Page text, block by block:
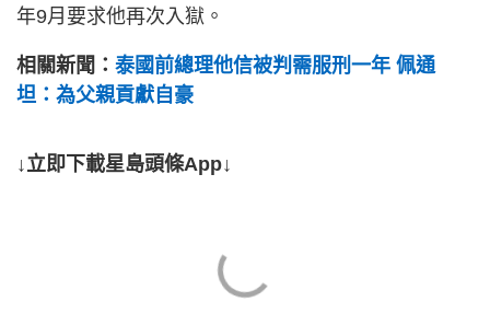
年9月要求他再次入獄。
相關新聞： 泰國前總理他信被判需服刑一年 佩通
坦：為父親貢獻自豪
↓立即下載星島頭條App↓